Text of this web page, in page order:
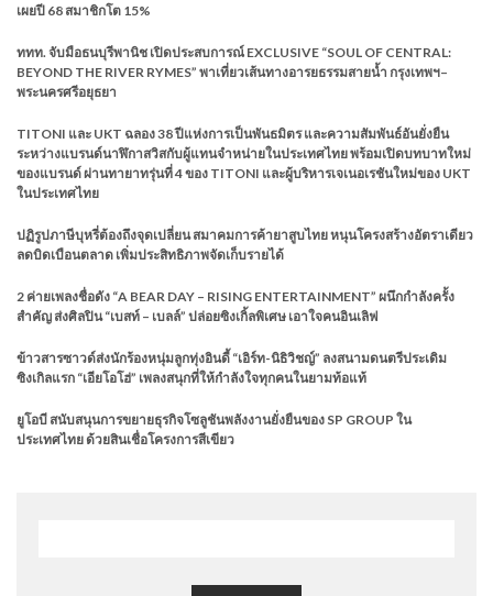
เผยปี 68 สมาชิกโต 15%
ททท. จับมือธนบุรีพานิช เปิดประสบการณ์ EXCLUSIVE “SOUL OF CENTRAL:
BEYOND THE RIVER RYMES” พาเที่ยวเส้นทางอารยธรรมสายน้ำ กรุงเทพฯ–
พระนครศรีอยุธยา
TITONI และ UKT ฉลอง 38 ปีแห่งการเป็นพันธมิตร และความสัมพันธ์อันยั่งยืน
ระหว่างแบรนด์นาฬิกาสวิสกับผู้แทนจำหน่ายในประเทศไทย พร้อมเปิดบทบาทใหม่
ของแบรนด์ ผ่านทายาทรุ่นที่ 4 ของ TITONI และผู้บริหารเจเนอเรชันใหม่ของ UKT
ในประเทศไทย
ปฏิรูปภาษีบุหรี่ต้องถึงจุดเปลี่ยน สมาคมการค้ายาสูบไทย หนุนโครงสร้างอัตราเดียว
ลดบิดเบือนตลาด เพิ่มประสิทธิภาพจัดเก็บรายได้
2 ค่ายเพลงชื่อดัง “A BEAR DAY – RISING ENTERTAINMENT” ผนึกกำลังครั้ง
สำคัญ ส่งศิลปิน “เบสท์ – เบลล์” ปล่อยซิงเกิ้ลพิเศษ เอาใจคนอินเลิฟ
ข้าวสารซาวด์ส่งนักร้องหนุ่มลูกทุ่งอินดี้ “เอิร์ท-นิธิวิชญ์” ลงสนามดนตรีประเดิม
ซิงเกิลแรก “เอียโอโฮ่” เพลงสนุกที่ให้กำลังใจทุกคนในยามท้อแท้
ยูโอบี สนับสนุนการขยายธุรกิจโซลูชันพลังงานยั่งยืนของ SP GROUP ใน
ประเทศไทย ด้วยสินเชื่อโครงการสีเขียว